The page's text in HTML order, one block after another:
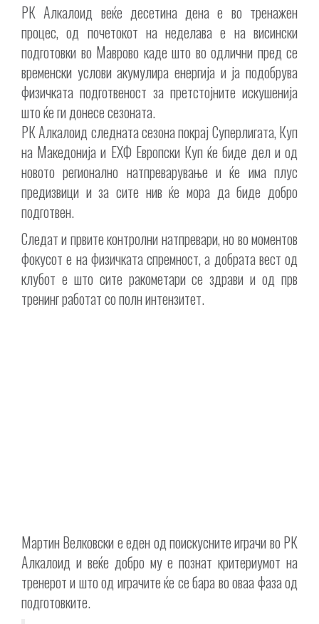
РК Алкалоид веќе десетина дена е во тренажен
процес, од почетокот на неделава е на висински
подготовки во Маврово каде што во одлични пред сe
временски услови акумулира енергија и ја подобрува
физичката подготвеност за претстојните искушенија
што ќе ги донесе сезоната.
РК Алкалоид следната сезона покрај Суперлигата, Куп
на Македонија и ЕХФ Европски Куп ќе биде дел и од
новото регионално натпреварување и ќе има плус
предизвици и за сите нив ќе мора да биде добро
подготвен.
Следат и првите контролни натпревари, но во моментов
фокусот е на физичката спремност, а добрата вест од
клубот е што сите ракометари се здрави и од прв
тренинг работат со полн интензитет.
Мартин Велковски е еден од поискусните играчи во РК
Алкалоид и веќе добро му е познат критериумот на
тренерот и што од играчите ќе се бара во оваа фаза од
подготовките.